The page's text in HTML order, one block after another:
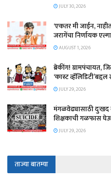
JULY 30, 2026
‘एकतर मी जाईन,
जरागेंचा निर्णायक
AUGUST 1, 2026
ब्रेकींग! ग्रामपंचायत,
‘कास्ट
JULY 29, 2026
मंगळवेढ्यासाठी दुःखद
शिक्षकाची गळफास
JULY 29, 2026
ताज्या बातम्या